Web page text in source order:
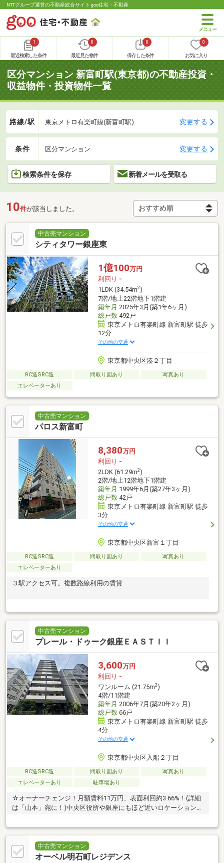
NTTグループ運営の不動産総合サイト goo住宅・不動産
1
最近検索した条件
0
最近見た物件
0
保存した条件
0
お気に入り
区分マンション 新富町駅(東京都)の不動産投資・
収益物件・投資物件一覧
路線/駅 東京メトロ有楽町線(新富町駅) 変更する
条件 区分マンション 変更する
検索条件を保存 新着メールを受取る
10件が該当しました。
中古売マンション
シティタワー銀座東
1億100万円
利回り -
1LDK (34.54m2)
7階/地上22階地下1階建
築年月 2025年3月(築1年6ヶ月)
総戸数492戸
東京メトロ有楽町線 新富町駅 徒歩
12分
その他の交通
東京都中央区湊２丁目
RC造SRC造 間取り図あり
写真あり
エレベーターあり
中古売マンション
パロス新富町
8,380万円
利回り -
2LDK (61.29m2)
2階/地上12階地下1階建
築年月 1999年6月(築27年3ヶ月)
総戸数42戸
東京メトロ有楽町線 新富町駅 徒歩
3分
その他の交通
東京都中央区新富１丁目
RC造SRC造 間取り図あり
写真あり
エレベーターあり
３駅アクセス可。複数路線利用の賃貸
中古売マンション
プレール・ドゥーク銀座ＥＡＳＴＩＩ
3,600万円
利回り -
ワンルーム (21.75m2)
4階/11階建
築年月 2006年7月(築20年2ヶ月)
総戸数66戸
東京メトロ有楽町線 新富町駅 徒歩
4分
その他の交通
東京都中央区入船２丁目
RC造SRC造 間取り図あり
写真あり
エレベーターあり
駐車場あり
☆オーナーチェンジ！月額賃料11万円、表面利回約3.66%！(詳細
は「山本」宛に！)中央区役所や銀座にもほど近いロケーション！
中古売マンション
オーベル明石町レジデンス